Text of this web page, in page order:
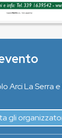
Arci La Serra
gli